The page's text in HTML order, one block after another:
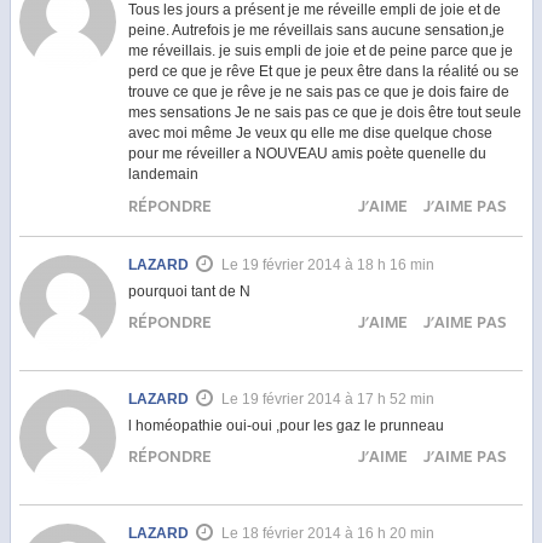
Tous les jours a présent je me réveille empli de joie et de
peine. Autrefois je me réveillais sans aucune sensation,je
me réveillais. je suis empli de joie et de peine parce que je
perd ce que je rêve Et que je peux être dans la réalité ou se
trouve ce que je rêve je ne sais pas ce que je dois faire de
mes sensations Je ne sais pas ce que je dois être tout seule
avec moi même Je veux qu elle me dise quelque chose
pour me réveiller a NOUVEAU amis poète quenelle du
landemain
J'AIME J'AIME PAS
RÉPONDRE
LAZARD
Le 19 février 2014 à 18 h 16 min
pourquoi tant de N
J'AIME J'AIME PAS
RÉPONDRE
LAZARD
Le 19 février 2014 à 17 h 52 min
l homéopathie oui-oui ,pour les gaz le prunneau
J'AIME J'AIME PAS
RÉPONDRE
LAZARD
Le 18 février 2014 à 16 h 20 min